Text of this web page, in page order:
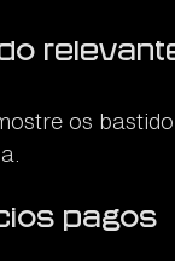
os
pagos